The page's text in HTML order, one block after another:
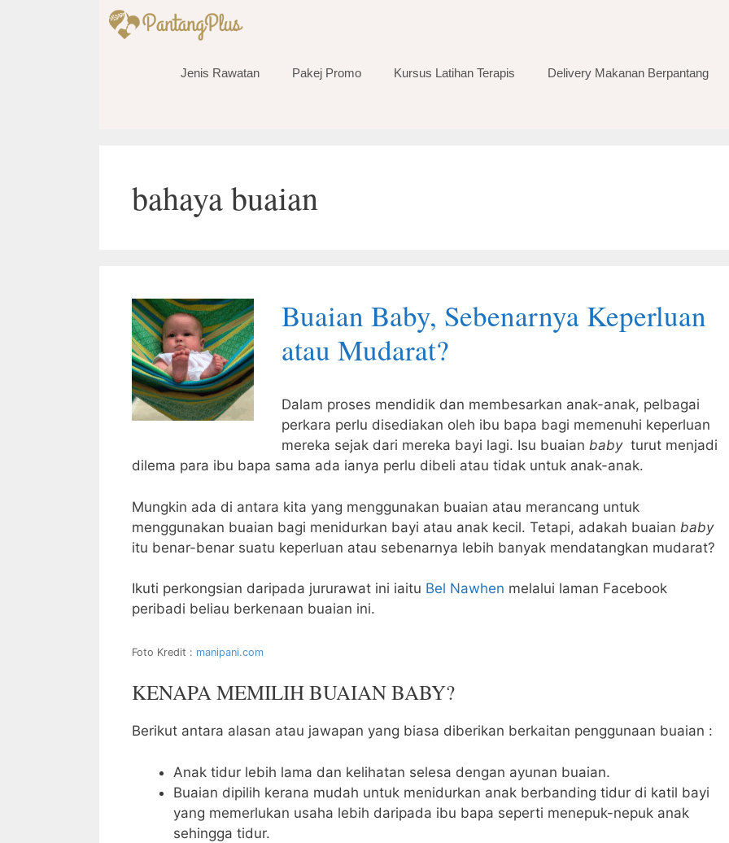
Jenis Rawatan Pakej Promo Kursus Latihan Terapis Delivery Makanan Berpantang
bahaya buaian
Buaian Baby, Sebenarnya Keperluan
atau Mudarat?
Dalam proses mendidik dan membesarkan anak-anak, pelbagai
perkara perlu disediakan oleh ibu bapa bagi memenuhi keperluan
mereka sejak dari mereka bayi lagi. Isu buaian baby turut menjadi
dilema para ibu bapa sama ada ianya perlu dibeli atau tidak untuk anak-anak.
Mungkin ada di antara kita yang menggunakan buaian atau merancang untuk
menggunakan buaian bagi menidurkan bayi atau anak kecil. Tetapi, adakah buaian baby
itu benar-benar suatu keperluan atau sebenarnya lebih banyak mendatangkan mudarat?
Ikuti perkongsian daripada jururawat ini iaitu Bel Nawhen melalui laman Facebook
peribadi beliau berkenaan buaian ini.
Foto Kredit : manipani.com
KENAPA MEMILIH BUAIAN BABY?
Berikut antara alasan atau jawapan yang biasa diberikan berkaitan penggunaan buaian :
Anak tidur lebih lama dan kelihatan selesa dengan ayunan buaian.
Buaian dipilih kerana mudah untuk menidurkan anak berbanding tidur di katil bayi
yang memerlukan usaha lebih daripada ibu bapa seperti menepuk-nepuk anak
sehingga tidur.